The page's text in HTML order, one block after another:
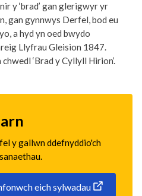
y ‘brad’ gan glerigwyr yr
gan gynnwys Derfel, bod eu
a hyd yn oed bwydo
Llyfrau Gleision 1847.
‘Brad y Cyllyll Hirion’.
y gallwn ddefnyddio'ch
eich sylwadau